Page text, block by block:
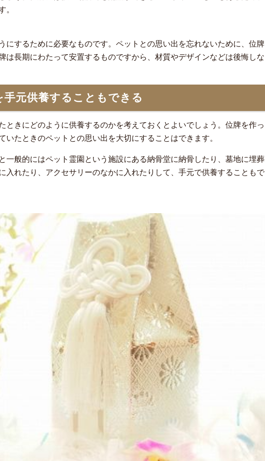
。
にするために必要なものです。ペットとの思い出を忘れないために、位牌
は長期にわたって安置するものですから、材質やデザインなどは後悔しな
元供養することもできる
ときにどのように供養するのかを考えておくとよいでしょう。位牌を作っ
たときのペットとの思い出を大切にすることはできます。
一般的にはペット霊園という施設にある納骨堂に納骨したり、墓地に埋葬
入れたり、アクセサリーのなかに入れたりして、手元で供養することもで